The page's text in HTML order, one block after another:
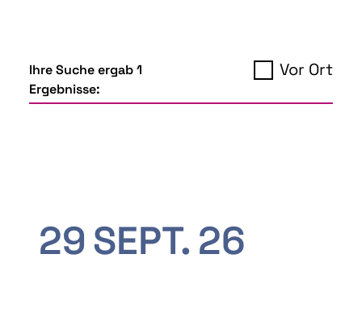
Ihre Suche ergab 1
Ergebnisse:
Vor Ort
29SEPT. 26